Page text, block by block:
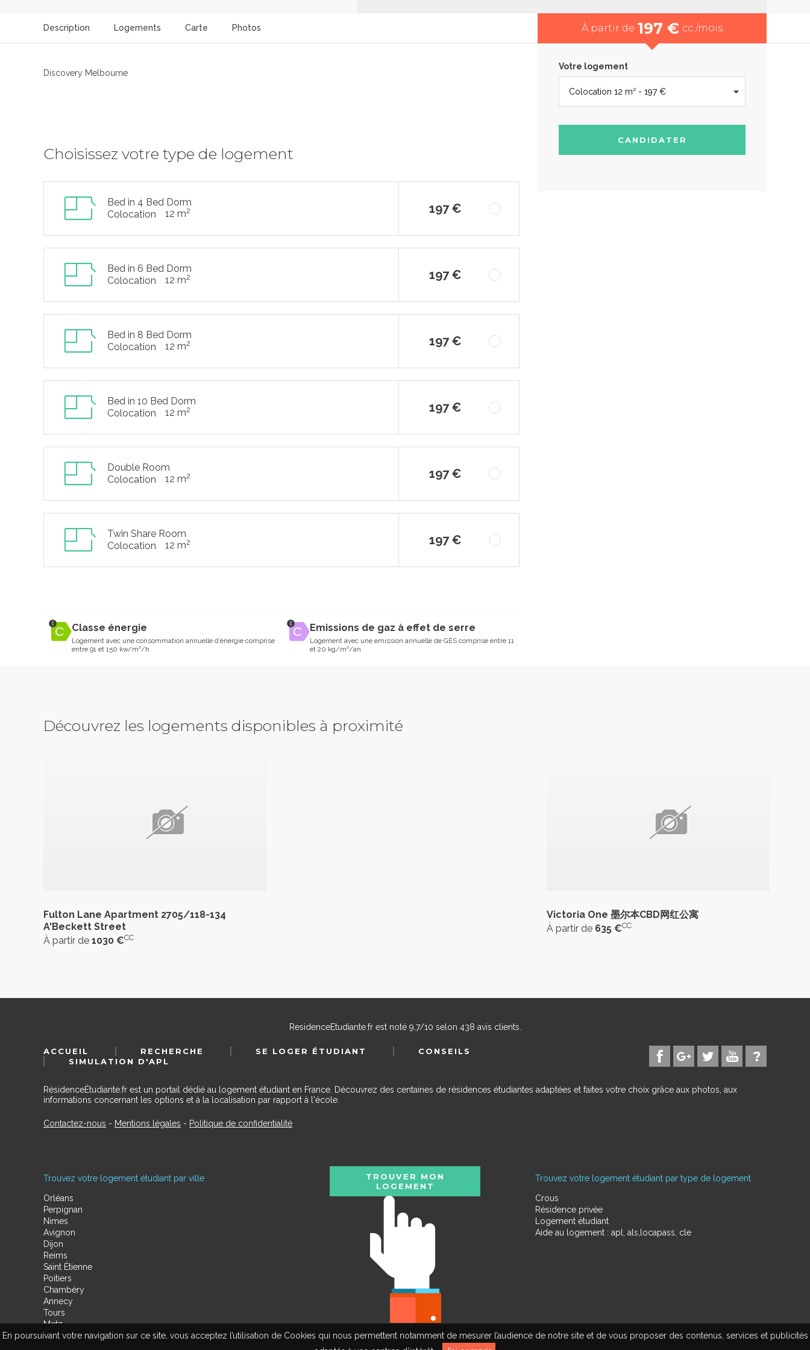
En poursuivant votre navigation sur ce site, vous acceptez l’utilisation de Cookies qui nous permettent notamment de mesurer l’audience de notre site et de vous proposer des contenus, services et publicités
Description Logements Carte Photos
Discovery Melbourne
Choisissez votre type de logement
Bed in 4 Bed Dorm
Colocation
12 m2 197 €
Bed in 6 Bed Dorm
Colocation
12 m2 197 €
Bed in 8 Bed Dorm
Colocation
12 m2 197 €
Bed in 10 Bed Dorm
Colocation
12 m2 197 €
Double Room
Colocation
12 m2 197 €
Twin Share Room
Colocation
12 m2 197 €
Classe énergie
Logement avec une consommation annuelle d’énergie comprise
entre 91 et 150 kw/m²/h
Emissions de gaz à effet de serre
Logement avec une emission annuelle de GES comprise entre 11
et 20 kg/m²/an
À partir de 197 € cc /mois
Votre logement
CANDIDATER
Découvrez les logements disponibles à proximité
Fulton Lane Apartment 2705/118-134
A'Beckett Street
À partir de 1030 €CC
Victoria One 墨尔本CBD网红公寓
À partir de 635 €CC
ResidenceEtudiante.frest noté 9,7/10 selon 438 avis clients.
ACCUEIL RECHERCHE SE LOGER ÉTUDIANT
CONSEILS
SIMULATION D'APL
RésidenceÉtudiante.fr est un portail dédié au logement étudiant en France. Découvrez des centaines de résidences étudiantes adaptées et faites votre choix grâce aux photos, aux
informations concernant les options et à la localisation par rapport à l'école.
Contactez-nous - Mentions légales - Politique de confidentialité
Trouvez votre logement étudiant par ville
Orléans
Perpignan
Nimes
Avignon
Dijon
Reims
Saint Étienne
Poitiers
Chambéry
Annecy
Tours
Metz
Amiens
Trouvez votre logement étudiant par type de logement
Crous
Résidence privée
Logement étudiant
Aide au logement : apl, als,locapass, cle
TROUVER MON
LOGEMENT